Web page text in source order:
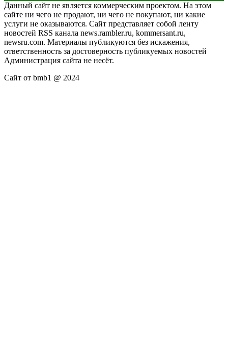
Данный сайт не является коммерческим проектом. На этом
сайте ни чего не продают, ни чего не покупают, ни какие
услуги не оказываются. Сайт представляет собой ленту
новостей RSS канала news.rambler.ru, kommersant.ru,
newsru.com. Материалы публикуются без искажения,
ответственность за достоверность публикуемых новостей
Администрация сайта не несёт.
Сайт от bmb1 @ 2024